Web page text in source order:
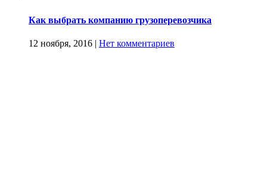
Как выбрать компанию грузоперевозчика
12 ноября, 2016 | Нет комментариев